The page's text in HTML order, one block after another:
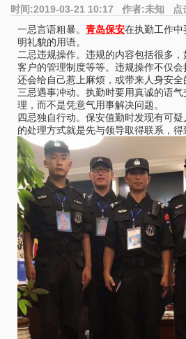
时间:2019-03-21 10:17 作者:未知 点
一忌言语粗暴。 青岛保安在执勤工作中
明礼貌的用语。
二忌违规操作。违规的内容包括很多，
客户的管理制度等等。违规操作不仅会
还会给自己惹上麻烦，或带来人身安全
三忌遇事冲动。执勤时要用真诚的语
理，而不是凭意气用事解决问题。
四忌独自行动。保安值勤时发现有可
的处理方式就是先与领导取得联系，得